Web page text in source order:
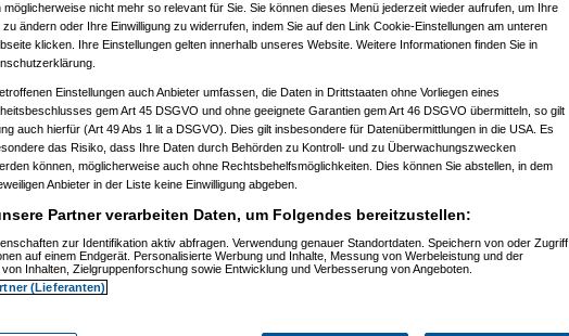
11:32:52)
11:35:10)
12:40:07)
21.12.2008, 12:43:46)
12:46:42)
21.12.2008, 12:48:51)
am 21.12.2008, 15:29:14)
am 21.12.2008, 12:49:41)
am 21.12.2008, 12:59:58)
am 22.12.2008, 19:52:16)
am 22.12.2008, 20:38:25)
am 22.12.2008, 20:56:19)
am 22.12.2008, 21:01:14)
am 22.12.2008, 21:06:19)
am 22.12.2008, 21:26:38)
möglicherweise nicht mehr so relevant für Sie. Sie können dieses Menü jederzeit wieder aufrufen, um Ihre
zu ändern oder Ihre Einwilligung zu widerrufen, indem Sie auf den Link Cookie-Einstellungen am unteren
klicken. Ihre Einstellungen gelten innerhalb unseres Website. Weitere Informationen finden Sie in
Einstellungen auch Anbieter umfassen, die Daten in Drittstaaten ohne Vorliegen eines
gem Art 45 DSGVO und ohne geeignete Garantien gem Art 46 DSGVO übermitteln, so gilt
auch hierfür (Art 49 Abs 1 lit a DSGVO). Dies gilt insbesondere für Datenübermittlungen in die USA. Es
das Risiko, dass Ihre Daten durch Behörden zu Kontroll- und zu Überwachungszwecken
können, möglicherweise auch ohne Rechtsbehelfsmöglichkeiten. Dies können Sie abstellen, in dem
Anbieter in der Liste keine Einwilligung abgeben.
Partner verarbeiten Daten, um Folgendes bereitzustellen:
zur Identifikation aktiv abfragen. Verwendung genauer Standortdaten. Speichern von oder Zugriff
auf einem Endgerät. Personalisierte Werbung und Inhalte, Messung von Werbeleistung und der
Inhalten, Zielgruppenforschung sowie Entwicklung und Verbesserung von Angeboten.
(Lieferanten)